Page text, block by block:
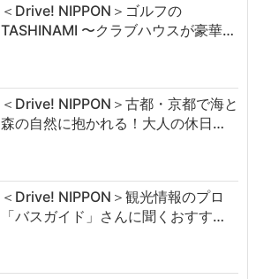
＜Drive! NIPPON＞ゴルフの
TASHINAMI 〜クラブハウスが豪華…
＜Drive! NIPPON＞古都・京都で海と
森の自然に抱かれる！大人の休日…
＜Drive! NIPPON＞観光情報のプロ
「バスガイド」さんに聞くおすす…